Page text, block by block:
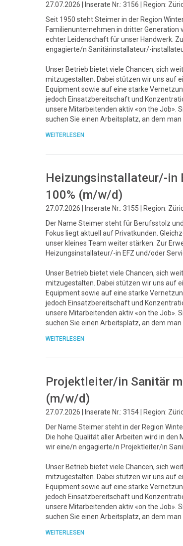
27.07.2026 | Inserate Nr.: 3156 | Region:
Seit 1950 steht Steimer in der Region
Familienunternehmen in dritter
echter Leidenschaft für unser Handwerk.
engagierte/n Sanitärinstallateur/-
Unser Betrieb bietet viele Chancen, sich
mitzugestalten. Dabei stützen wir uns auf
Equipment sowie auf eine starke
jedoch Einsatzbereitschaft und
unsere Mitarbeitenden aktiv «on the Job».
suchen Sie einen Arbeitsplatz, an dem
WEITERLESEN
Heizungsinstallateur/-in
100% (m/w/d)
27.07.2026 | Inserate Nr.: 3155 | Region:
Der Name Steimer steht für Berufsstolz
Fokus liegt aktuell auf Privatkunden.
unser kleines Team weiter stärken. Zur
Heizungsinstallateur/-in EFZ und/oder
Unser Betrieb bietet viele Chancen, sich
mitzugestalten. Dabei stützen wir uns auf
Equipment sowie auf eine starke
jedoch Einsatzbereitschaft und
unsere Mitarbeitenden aktiv «on the Job».
suchen Sie einen Arbeitsplatz, an dem
WEITERLESEN
Projektleiter/in Sanitär
(m/w/d)
27.07.2026 | Inserate Nr.: 3154 | Region:
Der Name Steimer steht in der Region
Die hohe Qualität aller Arbeiten wird in
wir eine/n engagierte/n Projektleiter/in
Unser Betrieb bietet viele Chancen, sich
mitzugestalten. Dabei stützen wir uns auf
Equipment sowie auf eine starke
jedoch Einsatzbereitschaft und
unsere Mitarbeitenden aktiv «on the Job».
suchen Sie einen Arbeitsplatz, an dem
WEITERLESEN